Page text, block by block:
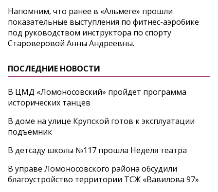
Напомним, что ранее в «Альмеге» прошли
показательные выступления по фитнес-аэробике
под руководством инструктора по спорту
Староверовой Анны Андреевны.
ПОСЛЕДНИЕ НОВОСТИ
В ЦМД «Ломоносовский» пройдет программа
исторических танцев
В доме на улице Крупской готов к эксплуатации
подъемник
В детсаду школы №117 прошла Неделя театра
В управе Ломоносовского района обсудили
благоустройство территории ТСЖ «Вавилова 97»